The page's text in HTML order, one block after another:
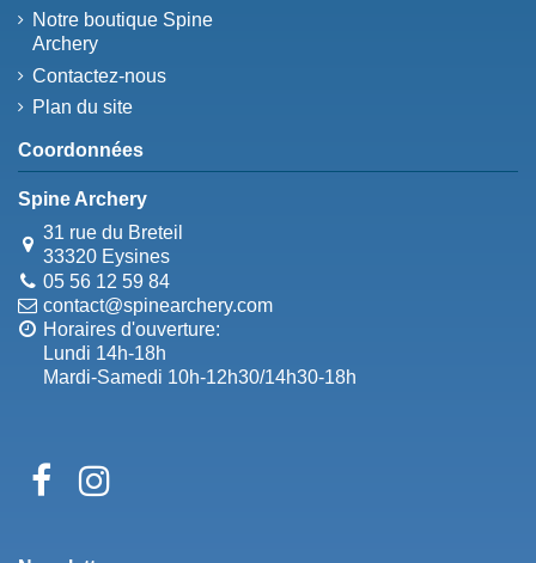
Notre boutique Spine
Archery
Contactez-nous
Plan du site
Coordonnées
Spine Archery
31 rue du Breteil
33320 Eysines
05 56 12 59 84
contact@spinearchery.com
Horaires d'ouverture:
Lundi 14h-18h
Mardi-Samedi 10h-12h30/14h30-18h